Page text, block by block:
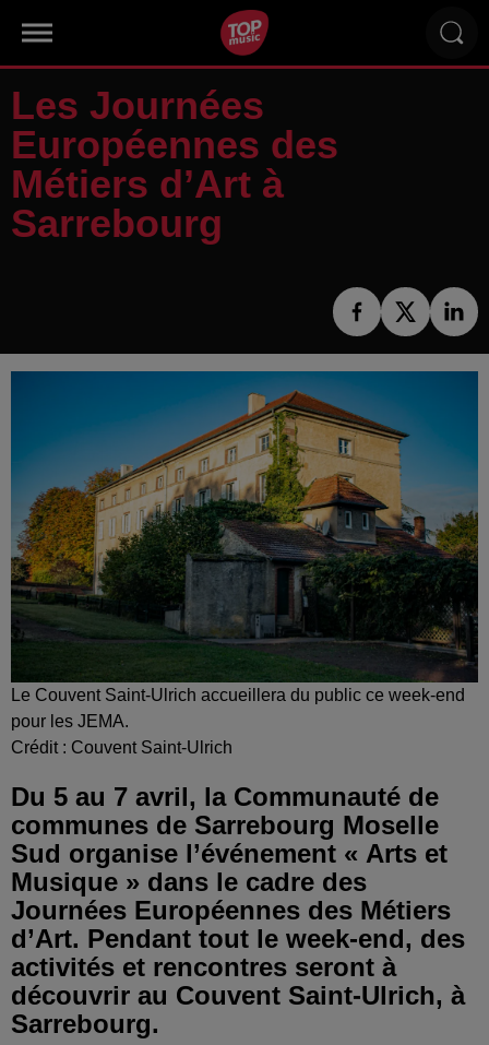
Les Journées
Européennes des
Métiers d’Art à
Sarrebourg
Le Couvent Saint-Ulrich accueillera du public ce week-end
pour les JEMA.
Crédit : Couvent Saint-Ulrich
Du 5 au 7 avril, la Communauté de
communes de Sarrebourg Moselle
Sud organise l’événement « Arts et
Musique » dans le cadre des
Journées Européennes des Métiers
d’Art. Pendant tout le week-end, des
activités et rencontres seront à
découvrir au Couvent Saint-Ulrich, à
Sarrebourg.